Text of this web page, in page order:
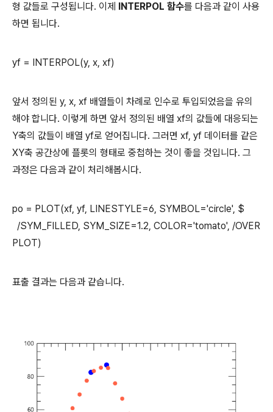
형 값들로 구성됩니다. 이제 INTERPOL 함수를 다음과 같이 사용
하면 됩니다.
yf = INTERPOL(y, x, xf)
앞서 정의된 y, x, xf 배열들이 차례로 인수로 투입되었음을 유의
해야 합니다. 이렇게 하면 앞서 정의된 배열 xf의 값들에 대응되는
Y축의 값들이 배열 yf로 얻어집니다. 그러면 xf, yf 데이터를 같은
XY축 공간상에 플롯의 형태로 중첩하는 것이 좋을 것입니다. 그
과정은 다음과 같이 처리해봅시다.
po = PLOT(xf, yf, LINESTYLE=6, SYMBOL='circle', $
/SYM_FILLED, SYM_SIZE=1.2, COLOR='tomato', /OVER
PLOT)
표출 결과는 다음과 같습니다.